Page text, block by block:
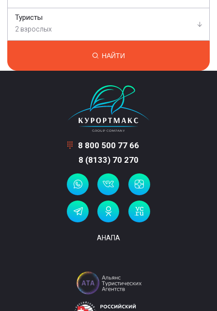
Туристы
2 взрослых
НАЙТИ
8 800 500 77 66
8 (8133) 70 270
АНАПА